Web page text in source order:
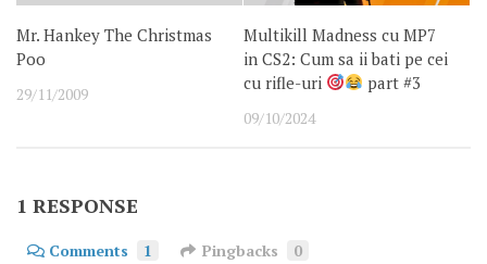
Mr. Hankey The Christmas
Poo
29/11/2009
Multikill Madness cu MP7
in CS2: Cum sa ii bati pe cei
cu rifle-uri
part #3
09/10/2024
1 RESPONSE
Comments 1 Pingbacks 0